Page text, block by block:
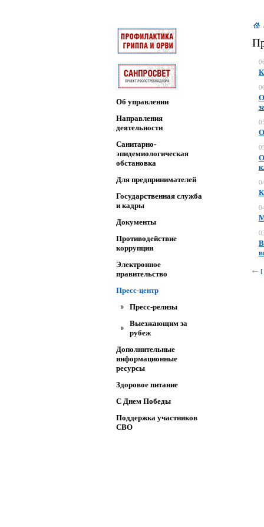
Об управлении
Направления
деятельности
Санитарно-
эпидемиологическая
обстановка
Для предпринимателей
Государственная служба
и кадры
Документы
Противодействие
коррупции
Электронное
правительство
Пресс-центр
Пресс-релизы
Выезжающим за
рубеж
Дополнительные
информационные
ресурсы
Здоровое питание
C Днем Победы
Поддержка участников
СВО
О